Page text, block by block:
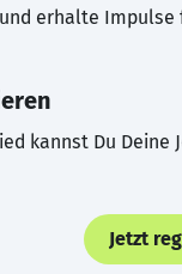
erhalte Impulse
kannst Du Deine
Jetzt